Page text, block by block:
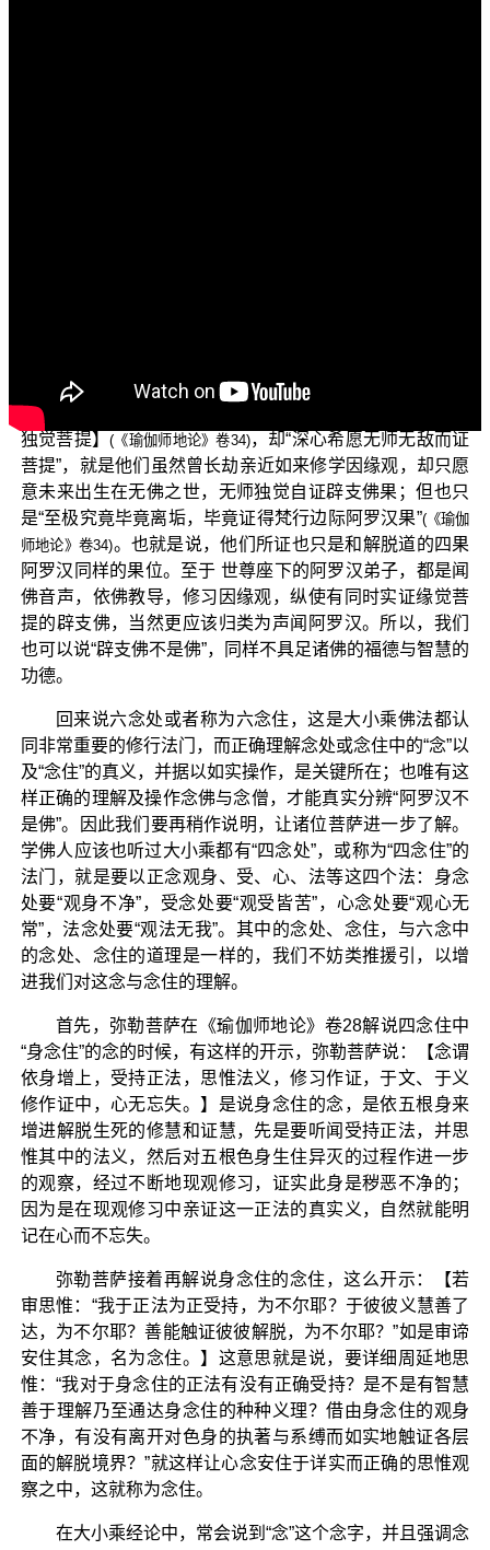
而属于薄尘种姓、薄悲种姓，又有慢习的修行人，虽
然【经于百劫值佛出世，亲近承事，成熟相续，专心求证
独觉菩提】(《瑜伽师地论》卷34)，却“深心希愿无师无敌而证
菩提”，就是他们虽然曾长劫亲近如来修学因缘观，却只愿
意未来出生在无佛之世，无师独觉自证辟支佛果；但也只
是“至极究竟毕竟离垢，毕竟证得梵行边际阿罗汉果”(《瑜伽
师地论》卷34)。也就是说，他们所证也只是和解脱道的四果
阿罗汉同样的果位。至于 世尊座下的阿罗汉弟子，都是闻
佛音声，依佛教导，修习因缘观，纵使有同时实证缘觉菩
提的辟支佛，当然更应该归类为声闻阿罗汉。所以，我们
也可以说“辟支佛不是佛”，同样不具足诸佛的福德与智慧的
功德。
回来说六念处或者称为六念住，这是大小乘佛法都认
同非常重要的修行法门，而正确理解念处或念住中的“念”以
及“念住”的真义，并据以如实操作，是关键所在；也唯有这
样正确的理解及操作念佛与念僧，才能真实分辨“阿罗汉不
是佛”。因此我们要再稍作说明，让诸位菩萨进一步了解。
学佛人应该也听过大小乘都有“四念处”，或称为“四念住”的
法门，就是要以正念观身、受、心、法等这四个法：身念
处要“观身不净”，受念处要“观受皆苦”，心念处要“观心无
常”，法念处要“观法无我”。其中的念处、念住，与六念中
的念处、念住的道理是一样的，我们不妨类推援引，以增
进我们对这念与念住的理解。
首先，弥勒菩萨在《瑜伽师地论》卷28解说四念住中
“身念住”的念的时候，有这样的开示，弥勒菩萨说：【念谓
依身增上，受持正法，思惟法义，修习作证，于文、于义
修作证中，心无忘失。】是说身念住的念，是依五根身来
增进解脱生死的修慧和证慧，先是要听闻受持正法，并思
惟其中的法义，然后对五根色身生住异灭的过程作进一步
的观察，经过不断地现观修习，证实此身是秽恶不净的；
因为是在现观修习中亲证这一正法的真实义，自然就能明
记在心而不忘失。
弥勒菩萨接着再解说身念住的念住，这么开示：【若
审思惟：“我于正法为正受持，为不尔耶？于彼彼义慧善了
达，为不尔耶？善能触证彼彼解脱，为不尔耶？”如是审谛
安住其念，名为念住。】这意思就是说，要详细周延地思
惟：“我对于身念住的正法有没有正确受持？是不是有智慧
善于理解乃至通达身念住的种种义理？借由身念住的观身
不净，有没有离开对色身的执著与系缚而如实地触证各层
面的解脱境界？”就这样让心念安住于详实而正确的思惟观
察之中，这就称为念住。
在大小乘经论中，常会说到“念”这个念字，并且强调念